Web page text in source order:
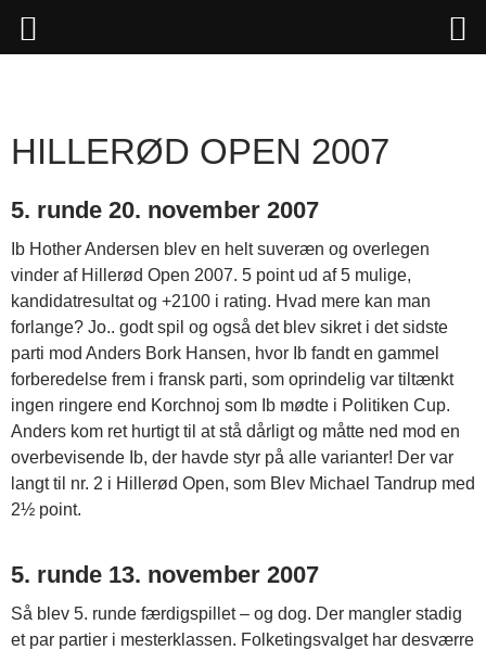
HILLERØD OPEN 2007
5. runde 20. november 2007
Ib Hother Andersen blev en helt suveræn og overlegen
vinder af Hillerød Open 2007. 5 point ud af 5 mulige,
kandidatresultat og +2100 i rating. Hvad mere kan man
forlange? Jo.. godt spil og også det blev sikret i det sidste
parti mod Anders Bork Hansen, hvor Ib fandt en gammel
forberedelse frem i fransk parti, som oprindelig var tiltænkt
ingen ringere end Korchnoj som Ib mødte i Politiken Cup.
Anders kom ret hurtigt til at stå dårligt og måtte ned mod en
overbevisende Ib, der havde styr på alle varianter! Der var
langt til nr. 2 i Hillerød Open, som Blev Michael Tandrup med
2½ point.
5. runde 13. november 2007
Så blev 5. runde færdigspillet – og dog. Der mangler stadig
et par partier i mesterklassen. Folketingsvalget har desværre